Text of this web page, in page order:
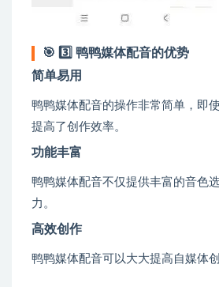
🎯 3️⃣ 鸭鸭媒体配音的优势
简单易用
鸭鸭媒体配音的操作非常简单，即
提高了创作效率。
功能丰富
鸭鸭媒体配音不仅提供丰富的音色
力。
高效创作
鸭鸭媒体配音可以大大提高自媒体